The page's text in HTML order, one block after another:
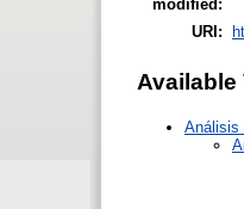
modified:
URI:
Available
Análisis